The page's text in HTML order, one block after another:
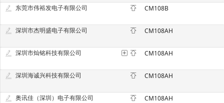
东莞市伟裕发电子有限公司 CM108B
深圳市杰明盛电子有限公司 CM108AH
深圳市灿铭科技有限公司 CM108AH
深圳海诚兴科技有限公司 CM108AH
奥讯佳（深圳）电子有限公司 CM108AH